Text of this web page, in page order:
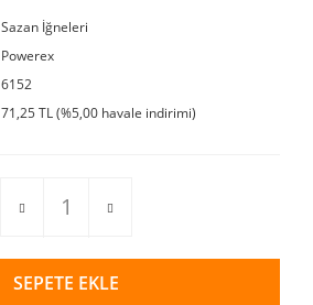
Sazan İğneleri
Powerex
6152
71,25 TL (%5,00 havale indirimi)
SEPETE EKLE